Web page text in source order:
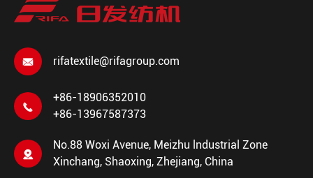
 rifatextile@rifagroup.com

+86-18906352010
+86-13967587373

No.88 Woxi Avenue, Meizhu lndustrial Zone
Xinchang, Shaoxing, Zhejiang, China